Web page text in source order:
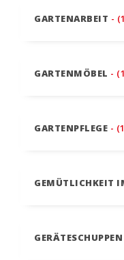
GARTENARBEIT -
GARTENMÖBEL -
GARTENPFLEGE -
GEMÜTLICHKEIT